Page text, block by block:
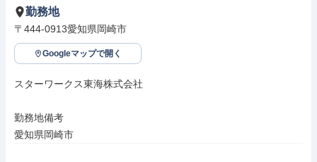
勤務地
〒444-0913愛知県岡崎市
Googleマップで開く
スターワークス東海株式会社
勤務地備考
愛知県岡崎市